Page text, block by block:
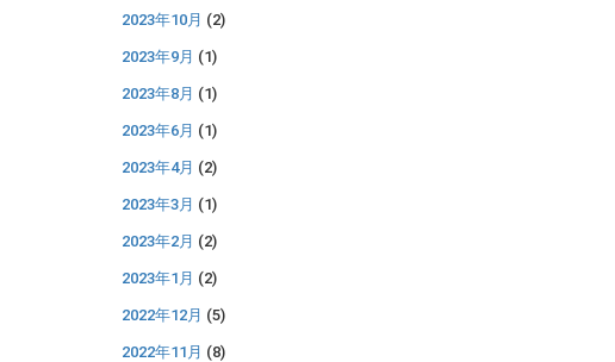
2023年10月 (2)
2023年9月 (1)
2023年8月 (1)
2023年6月 (1)
2023年4月 (2)
2023年3月 (1)
2023年2月 (2)
2023年1月 (2)
2022年12月 (5)
2022年11月 (8)